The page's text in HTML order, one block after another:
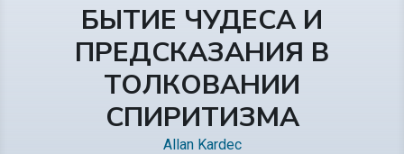
БЫТИЕ ЧУДЕСА И
ПРЕДСКАЗАНИЯ В
ТОЛКОВАНИИ
СПИРИТИЗМА
Allan Kardec